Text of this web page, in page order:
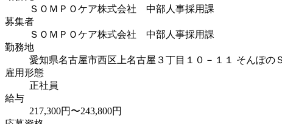
ＳＯＭＰＯケア株式会社 中部人事採用課
募集者
ＳＯＭＰＯケア株式会社 中部人事採用課
勤務地
愛知県名古屋市西区上名古屋３丁目１０－１１ そんぽ
雇用形態
正社員
給与
217,300円〜243,800円